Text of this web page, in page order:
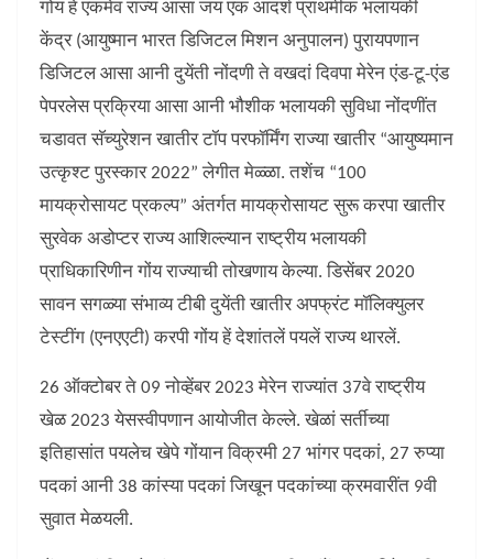
गोंय हें एकमेव राज्य आसा जंय एक आदर्श प्राथमीक भलायकी
केंद्र (आयुष्मान भारत डिजिटल मिशन अनुपालन) पुरायपणान
डिजिटल आसा आनी दुयेंती नोंदणी ते वखदां दिवपा मेरेन एंड-टू-एंड
पेपरलेस प्रक्रिया आसा आनी भौशीक भलायकी सुविधा नोंदणींत
चडावत सॅच्युरेशन खातीर टॉप परफॉर्मिंग राज्या खातीर “आयुष्यमान
उत्कृश्ट पुरस्कार 2022” लेगीत मेळ्ळा. तशेंच “100
मायक्रोसायट प्रकल्प” अंतर्गत मायक्रोसायट सुरू करपा खातीर
सुरवेक अडोप्टर राज्य आशिल्ल्यान राष्ट्रीय भलायकी
प्राधिकारिणीन गोंय राज्याची तोखणाय केल्या. डिसेंबर 2020
सावन सगळ्या संभाव्य टीबी दुयेंती खातीर अपफ्रंट मॉलिक्युलर
टेस्टींग (एनएएटी) करपी गोंय हें देशांतलें पयलें राज्य थारलें.
26 ऑक्टोबर ते 09 नोव्हेंबर 2023 मेरेन राज्यांत 37वे राष्ट्रीय
खेळ 2023 येसस्वीपणान आयोजीत केल्ले. खेळां सर्तीच्या
इतिहासांत पयलेच खेपे गोंयान विक्रमी 27 भांगर पदकां, 27 रुप्या
पदकां आनी 38 कांस्या पदकां जिखून पदकांच्या क्रमवारींत 9वी
सुवात मेळयली.